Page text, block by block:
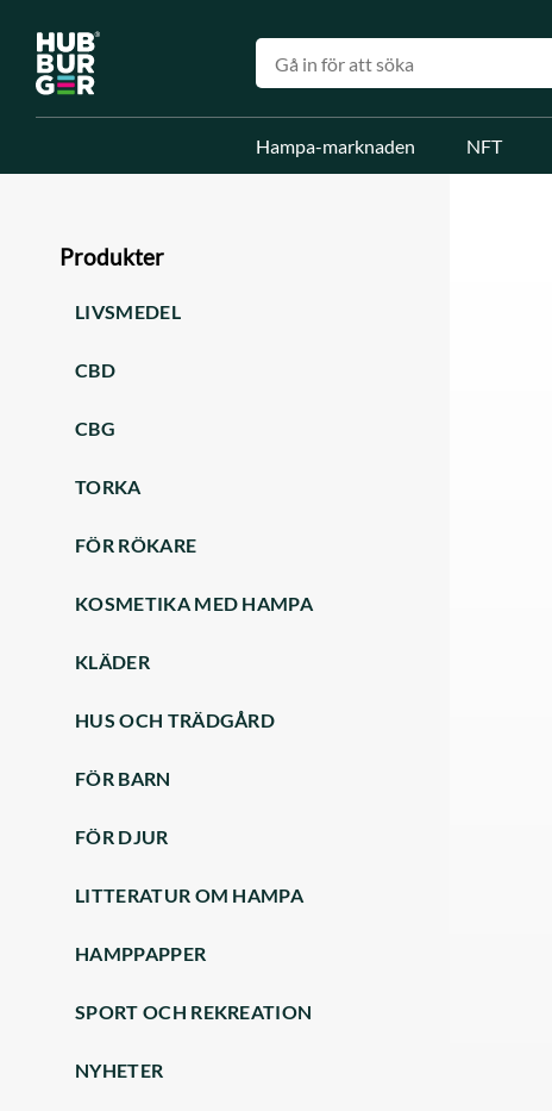
Hampa-marknaden NFT
Produkter
LIVSMEDEL
CBD
CBG
TORKA
FÖR RÖKARE
KOSMETIKA MED HAMPA
KLÄDER
HUS OCH TRÄDGÅRD
FÖR BARN
FÖR DJUR
LITTERATUR OM HAMPA
HAMPPAPPER
SPORT OCH REKREATION
NYHETER